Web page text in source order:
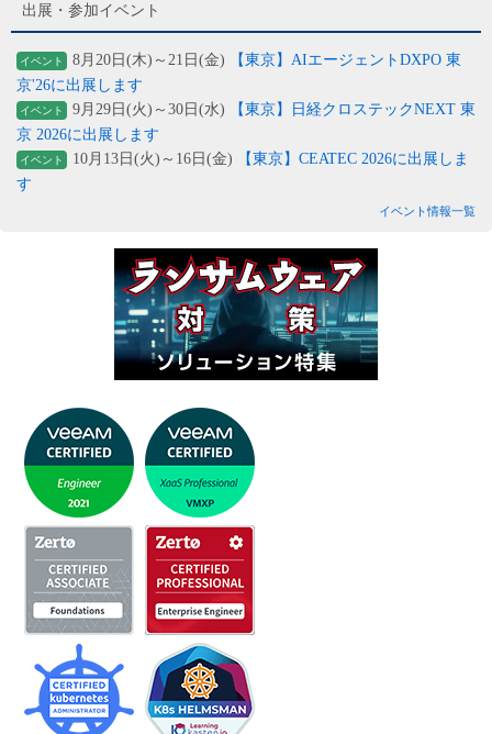
出展・参加イベント
イベント 8月20日(木)～21日(金)
【東京】AIエージェントDXPO 東
京'26に出展します
イベント 9月29日(火)～30日(水)
【東京】日経クロステックNEXT 東
京 2026に出展します
イベント 10月13日(火)～16日(金)
【東京】CEATEC 2026に出展しま
す
イベント情報一覧